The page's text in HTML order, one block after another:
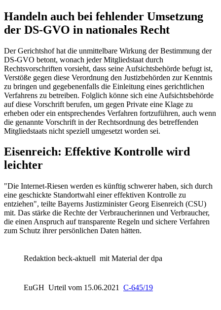
Handeln auch bei fehlender Umsetzung
der DS-GVO in nationales Recht
Der Gerichtshof hat die unmittelbare Wirkung der Bestimmung der
DS-GVO betont, wonach jeder Mitgliedstaat durch
Rechtsvorschriften vorsieht, dass seine Aufsichtsbehörde befugt ist,
Verstöße gegen diese Verordnung den Justizbehörden zur Kenntnis
zu bringen und gegebenenfalls die Einleitung eines gerichtlichen
Verfahrens zu betreiben. Folglich könne sich eine Aufsichtsbehörde
auf diese Vorschrift berufen, um gegen Private eine Klage zu
erheben oder ein entsprechendes Verfahren fortzuführen, auch wenn
die genannte Vorschrift in der Rechtsordnung des betreffenden
Mitgliedstaats nicht speziell umgesetzt worden sei.
Eisenreich: Effektive Kontrolle wird
leichter
"Die Internet-Riesen werden es künftig schwerer haben, sich durch
eine geschickte Standortwahl einer effektiven Kontrolle zu
entziehen", teilte Bayerns Justizminister Georg Eisenreich (CSU)
mit. Das stärke die Rechte der Verbraucherinnen und Verbraucher,
die einen Anspruch auf transparente Regeln und sichere Verfahren
zum Schutz ihrer persönlichen Daten hätten.
Redaktion beck-aktuell mit Material der dpa
EuGH Urteil vom 15.06.2021 C-645/19